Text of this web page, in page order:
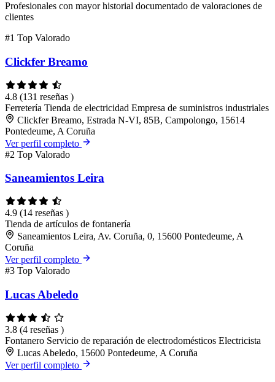
Profesionales con mayor historial documentado de valoraciones de
clientes
#1 Top Valorado
Clickfer Breamo
4.8 (131 reseñas )
Ferretería Tienda de electricidad Empresa de suministros industriales
Clickfer Breamo, Estrada N-VI, 85B, Campolongo, 15614
Pontedeume, A Coruña
Ver perfil completo
#2 Top Valorado
Saneamientos Leira
4.9 (14 reseñas )
Tienda de artículos de fontanería
Saneamientos Leira, Av. Coruña, 0, 15600 Pontedeume, A
Coruña
Ver perfil completo
#3 Top Valorado
Lucas Abeledo
3.8 (4 reseñas )
Fontanero Servicio de reparación de electrodomésticos Electricista
Lucas Abeledo, 15600 Pontedeume, A Coruña
Ver perfil completo